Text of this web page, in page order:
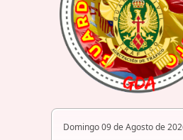
Domingo 09 de Agosto de